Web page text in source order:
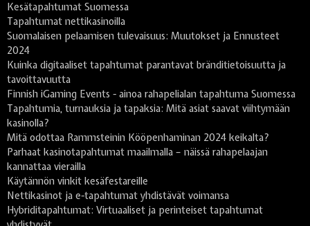
Kesätapahtumat Suomessa
Tapahtumat nettikasinoilla
Suomalaisen pelaamisen tulevaisuus: Muutokset ja Ennusteet
2024
Kuinka digitaaliset tapahtumat parantavat bränditietoisuutta ja
tavoittavuutta
Finnish iGaming Events - ainoa rahapelialan tapahtuma Suomessa
Tapahtumia, turnauksia ja tapaksia: Mitä asiat saavat viihtymään
kasinolla?
Mitä odottaa Rammsteinin Kööpenhaminan 2024 keikalta?
Parhaat kasinotapahtumat maailmalla – näissä rahapelaajan
kannattaa vierailla
Käytännön vinkit kesäfestareille
Nettikasinot ja e-tapahtumat yhdistävät voimansa
Hybriditapahtumat: Virtuaaliset ja perinteiset tapahtumat